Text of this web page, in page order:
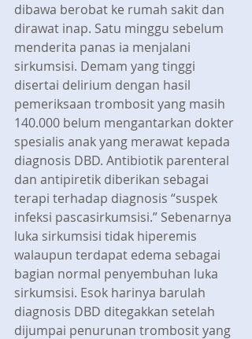
dibawa berobat ke rumah sakit dan
dirawat inap. Satu minggu sebelum
menderita panas ia menjalani
sirkumsisi. Demam yang tinggi
disertai delirium dengan hasil
pemeriksaan trombosit yang masih
140.000 belum mengantarkan dokter
spesialis anak yang merawat kepada
diagnosis DBD. Antibiotik parenteral
dan antipiretik diberikan sebagai
terapi terhadap diagnosis “suspek
infeksi pascasirkumsisi.” Sebenarnya
luka sirkumsisi tidak hiperemis
walaupun terdapat edema sebagai
bagian normal penyembuhan luka
sirkumsisi. Esok harinya barulah
diagnosis DBD ditegakkan setelah
dijumpai penurunan trombosit yang